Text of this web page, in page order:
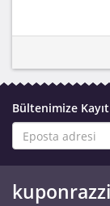
Bültenimize